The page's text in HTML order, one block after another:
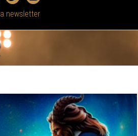
newsletter